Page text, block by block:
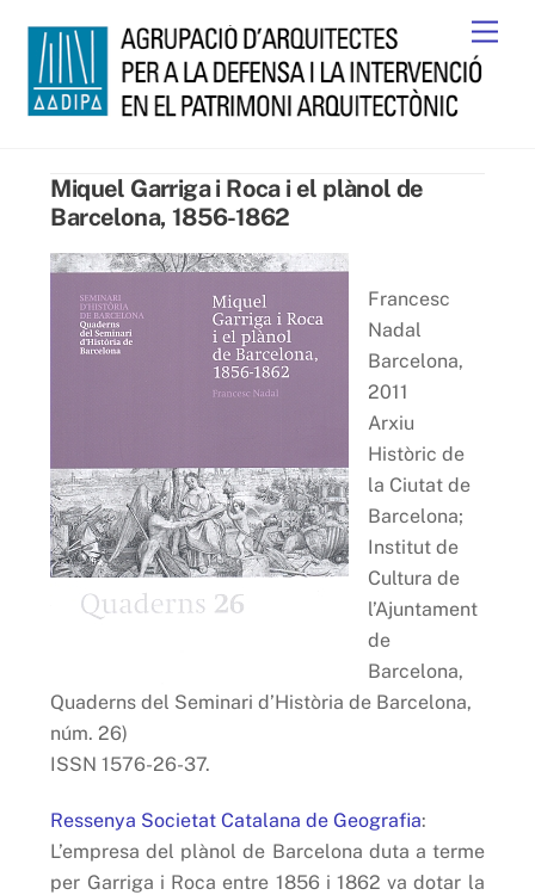
content
Miquel Garriga i Roca i el plànol de
Barcelona, 1856-1862
Francesc
Nadal
Barcelona,
2011
Arxiu
Històric de
la Ciutat de
Barcelona;
Institut de
Cultura de
l’Ajuntament
de
Barcelona,
Quaderns del Seminari d’Història de Barcelona,
núm. 26)
ISSN 1576-26-37.
Ressenya Societat Catalana de Geografia:
L’empresa del plànol de Barcelona duta a terme
per Garriga i Roca entre 1856 i 1862 va dotar la